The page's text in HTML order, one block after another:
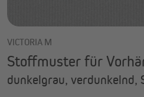
VICTORIA M
Stoffmuster für
dunkelgrau, verdunkelnd,